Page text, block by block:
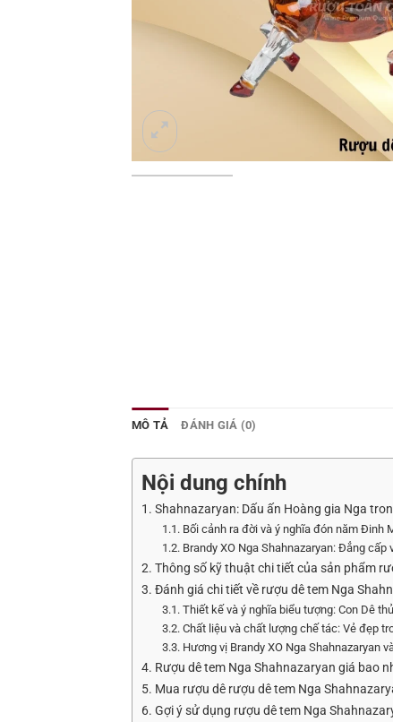
MÔ TẢ ĐÁNH GIÁ (0)
Nội dung chính
1. Shahnazaryan: Dấu ấn Hoàng gia Nga
1.1. Bối cảnh ra đời và ý nghĩa đón năm Đinh
1.2. Brandy XO Nga Shahnazaryan: Đẳng
2. Thông số kỹ thuật chi tiết của sản phẩm
3. Đánh giá chi tiết về rượu dê tem Nga
3.1. Thiết kế và ý nghĩa biểu tượng: Con Dê
3.2. Chất liệu và chất lượng chế tác: Vẻ đẹp
3.3. Hương vị Brandy XO Nga Shahnazaryan
4. Rượu dê tem Nga Shahnazaryan giá bao
5. Mua rượu dê rượu dê tem Nga
6. Gợi ý sử dụng rượu dê tem Nga